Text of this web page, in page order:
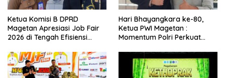
Ketua Komisi B DPRD
Magetan Apresiasi Job Fair
2026 di Tengah Efisiensi
Hari Bhayangkara ke-80,
Ketua PWI Magetan :
Momentum Polri Perkuat